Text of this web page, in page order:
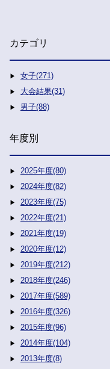
カテゴリ
女子(271)
大会結果(31)
男子(88)
年度別
2025年度(80)
2024年度(82)
2023年度(75)
2022年度(21)
2021年度(19)
2020年度(12)
2019年度(212)
2018年度(246)
2017年度(589)
2016年度(326)
2015年度(96)
2014年度(104)
2013年度(8)